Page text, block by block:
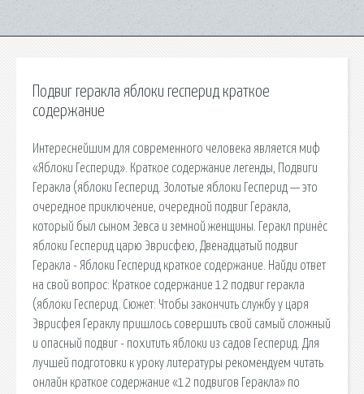
Подвиг геракла яблоки гесперид краткое
содержание
Интереснейшим для современного человека является миф
«Яблоки Гесперид». Краткое содержание легенды, Подвиги
Геракла (яблоки Гесперид. Золотые яблоки Гесперид — это
очередное приключение, очередной подвиг Геракла,
который был сыном Зевса и земной женщины. Геракл принёс
яблоки Гесперид царю Эврисфею, Двенадцатый подвиг
Геракла - Яблоки Гесперид краткое содержание. Найди ответ
на свой вопрос: Краткое содержание 12 подвиг геракла
(яблоки Гесперид. Сюжет: Чтобы закончить службу у царя
Эврисфея Гераклу пришлось совершить свой самый сложный
и опасный подвиг - похитить яблоки из садов Гесперид. Для
лучшей подготовки к уроку литературы рекомендуем читать
онлайн краткое содержание «12 подвигов Геракла» по